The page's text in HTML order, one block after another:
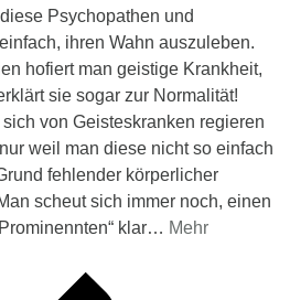
Psychopathen und
ihren Wahn auszuleben.
hofiert man geistige Krankheit,
sie sogar zur Normalität!
von Geisteskranken regieren
weil man diese nicht so einfach
fehlender körperlicher
scheut sich immer noch, einen
klar… Mehr